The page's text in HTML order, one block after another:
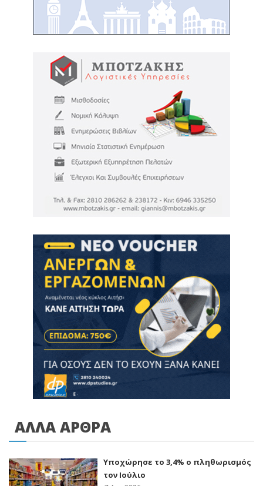
ΑΛΛΑ ΑΡΘΡΑ
Υποχώρησε το 3,4% ο πληθωρισμός
τον Ιούλιο